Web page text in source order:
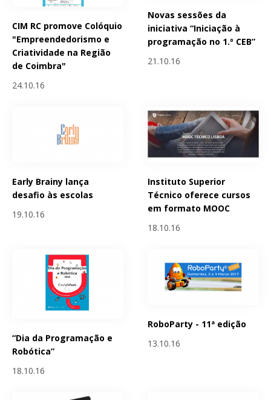
CIM RC promove Colóquio
"Empreendedorismo e
Criatividade na Região
de Coimbra"
24.10.16
Novas sessões da
iniciativa “Iniciação à
programação no 1.º CEB”
21.10.16
Early Brainy lança
desafio às escolas
19.10.16
Instituto Superior
Técnico oferece cursos
em formato MOOC
18.10.16
“Dia da Programação e
Robótica”
18.10.16
RoboParty - 11ª edição
13.10.16